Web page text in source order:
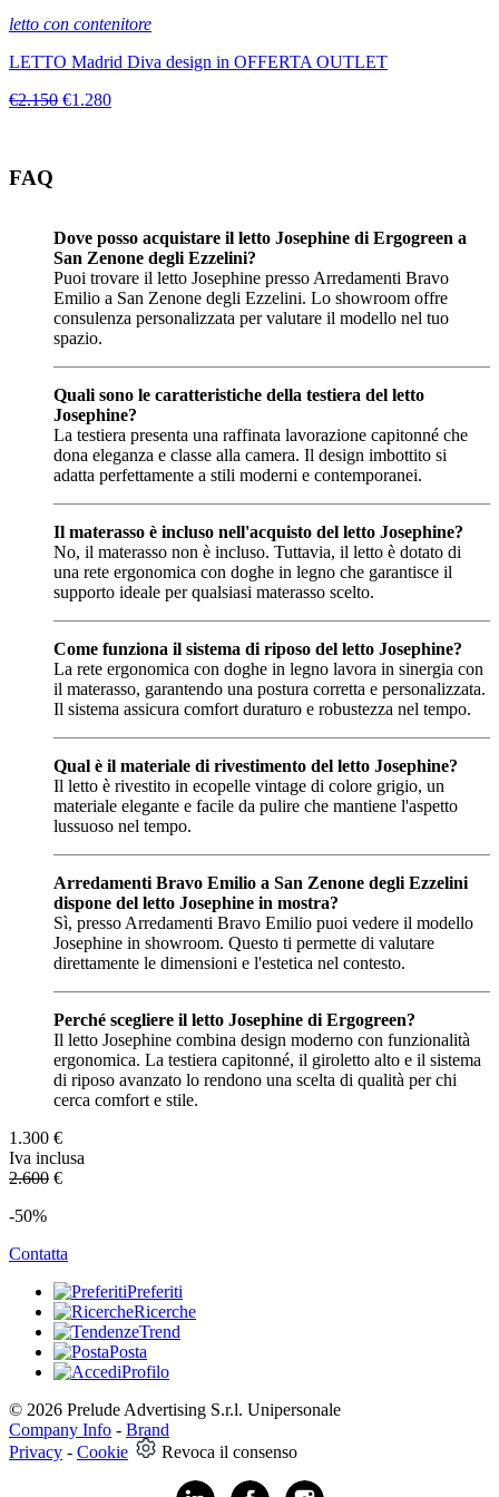
letto con contenitore
LETTO Madrid Diva design in OFFERTA OUTLET
€2.150 €1.280
FAQ
Dove posso acquistare il letto Josephine di Ergogreen a
San Zenone degli Ezzelini?
Puoi trovare il letto Josephine presso Arredamenti Bravo
Emilio a San Zenone degli Ezzelini. Lo showroom offre
consulenza personalizzata per valutare il modello nel tuo
spazio.
Quali sono le caratteristiche della testiera del letto
Josephine?
La testiera presenta una raffinata lavorazione capitonné che
dona eleganza e classe alla camera. Il design imbottito si
adatta perfettamente a stili moderni e contemporanei.
Il materasso è incluso nell'acquisto del letto Josephine?
No, il materasso non è incluso. Tuttavia, il letto è dotato di
una rete ergonomica con doghe in legno che garantisce il
supporto ideale per qualsiasi materasso scelto.
Come funziona il sistema di riposo del letto Josephine?
La rete ergonomica con doghe in legno lavora in sinergia con
il materasso, garantendo una postura corretta e personalizzata.
Il sistema assicura comfort duraturo e robustezza nel tempo.
Qual è il materiale di rivestimento del letto Josephine?
Il letto è rivestito in ecopelle vintage di colore grigio, un
materiale elegante e facile da pulire che mantiene l'aspetto
lussuoso nel tempo.
Arredamenti Bravo Emilio a San Zenone degli Ezzelini
dispone del letto Josephine in mostra?
Sì, presso Arredamenti Bravo Emilio puoi vedere il modello
Josephine in showroom. Questo ti permette di valutare
direttamente le dimensioni e l'estetica nel contesto.
Perché scegliere il letto Josephine di Ergogreen?
Il letto Josephine combina design moderno con funzionalità
ergonomica. La testiera capitonné, il giroletto alto e il sistema
di riposo avanzato lo rendono una scelta di qualità per chi
cerca comfort e stile.
1.300 €
Iva inclusa
2.600 €
-50%
Contatta
Preferiti
Ricerche
Trend
Posta
Profilo
© 2026 Prelude Advertising S.r.l. Unipersonale
Company Info - Brand
Privacy - Cookie Revoca il consenso